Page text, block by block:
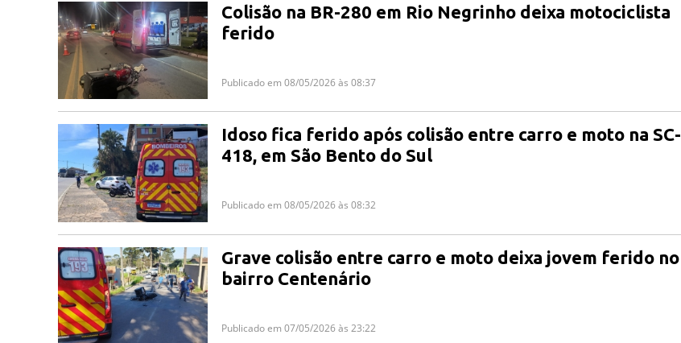
Colisão na BR-280 em Rio Negrinho deixa motociclista
ferido
Publicado em 08/05/2026 às 08:37
Idoso fica ferido após colisão entre carro e moto na SC-
418, em São Bento do Sul
Publicado em 08/05/2026 às 08:32
Grave colisão entre carro e moto deixa jovem ferido no
bairro Centenário
Publicado em 07/05/2026 às 23:22